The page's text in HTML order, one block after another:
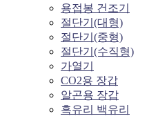
용접봉 건조기
절단기(대형)
절단기(중형)
절단기(수직형)
가열기
CO2용 장갑
알곤용 장갑
흑유리 백유리